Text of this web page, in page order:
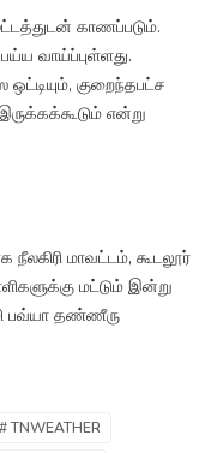
காணப்படும்.
வாய்ப்புள்ளது.
குறைந்தபட்ச
என்று
மாவட்டம், கூடலூர்
மட்டும் இன்று
பவ்யா தண்ணீரு
# TNWEATHER